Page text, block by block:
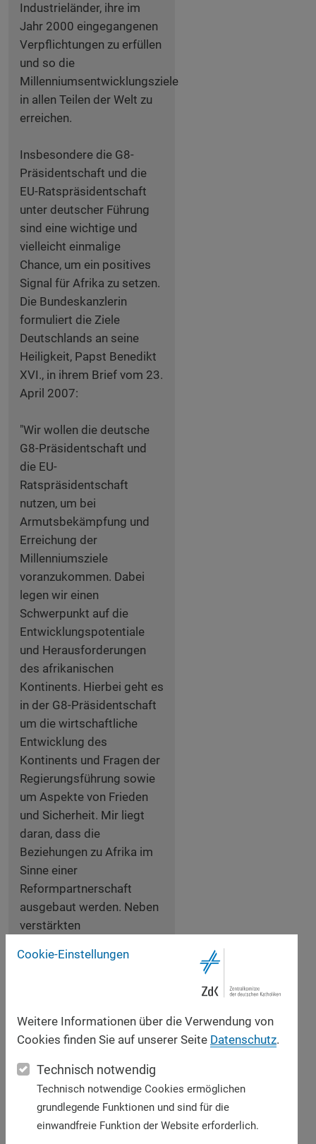
Industrieländer, ihre im
Jahr 2000 eingegangenen
Verpflichtungen zu erfüllen
und so die
Millenniumsentwicklungsziele
in allen Teilen der Welt zu
erreichen.
Insbesondere die G8-
Präsidentschaft und die
EU-Ratspräsidentschaft
unter deutscher Führung
sind eine wichtige und
vielleicht einmalige
Chance, um ein positives
Signal für Afrika zu setzen.
Die Bundeskanzlerin
formuliert die Ziele
Deutschlands an seine
Heiligkeit, Papst Benedikt
XVI., in ihrem Brief vom 23.
April 2007:
"Wir wollen die deutsche
G8-Präsidentschaft und
die EU-
Ratspräsidentschaft
nutzen, um bei
Armutsbekämpfung und
Erreichung der
Millenniumsziele
voranzukommen. Dabei
legen wir einen
Schwerpunkt auf die
Entwicklungspotentiale
und Herausforderungen
des afrikanischen
Kontinents. Hierbei geht es
in der G8-Präsidentschaft
um die wirtschaftliche
Entwicklung des
Kontinents und Fragen der
Regierungsführung sowie
um Aspekte von Frieden
und Sicherheit. Mir liegt
daran, dass die
Beziehungen zu Afrika im
Sinne einer
Reformpartnerschaft
ausgebaut werden. Neben
verstärkten
afrikanischen Staaten ist
internationalen
Gemeinschaft von
Drittens: Unsere kirchliche
Selbstverpflichtung
Auch wir als katholische
Cookie-Einstellungen
Weitere Informationen über die Verwendung von
Cookies finden Sie auf unserer Seite Datenschutz.
Technisch notwendig
Technisch notwendige Cookies ermöglichen
grundlegende Funktionen und sind für die
einwandfreie Funktion der Website erforderlich.